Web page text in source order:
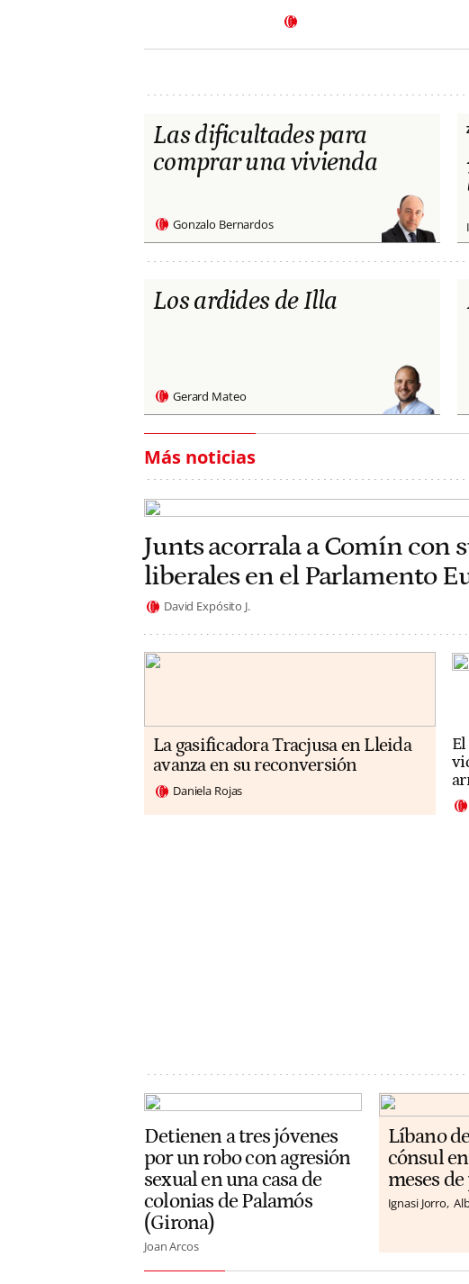
Las dificultades para
comprar una vivienda
Gonzalo Bernardos
Los ardides de Illa
Gerard Mateo
Más noticias
Junts acorrala a Comín con
liberales en el Parlamento
David Expósito J.
La gasificadora Tracjusa en Lleida
avanza en su reconversión
Daniela Rojas
Detienen a tres jóvenes
por un robo con agresión
sexual en una casa de
colonias de Palamós
(Girona)
Joan Arcos
Líbano
cónsul
meses
Ignasi Jorro